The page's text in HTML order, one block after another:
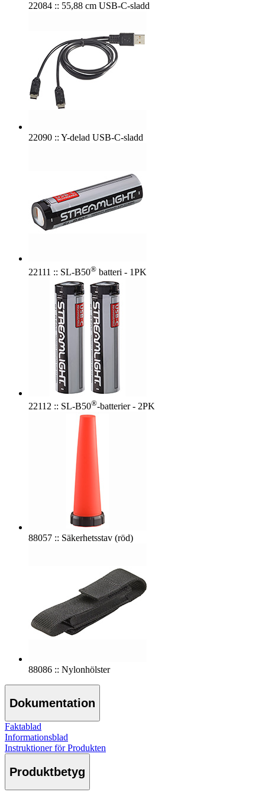
22084 :: 55,88 cm USB-C-sladd
22090 :: Y-delad USB-C-sladd
22111 :: SL-B50® batteri - 1PK
22112 :: SL-B50®-batterier - 2PK
88057 :: Säkerhetsstav (röd)
88086 :: Nylonhölster
Dokumentation
Faktablad
Informationsblad
Instruktioner för Produkten
Produktbetyg